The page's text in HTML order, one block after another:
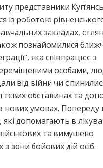
представники
із роботою
закладах,
познайомилися
яка співпрацює з
особами,
від війни чи
обставинах та
в нових умовах. Попереду
які допомагають в
військових та вимушено
зони бойових дій осіб.